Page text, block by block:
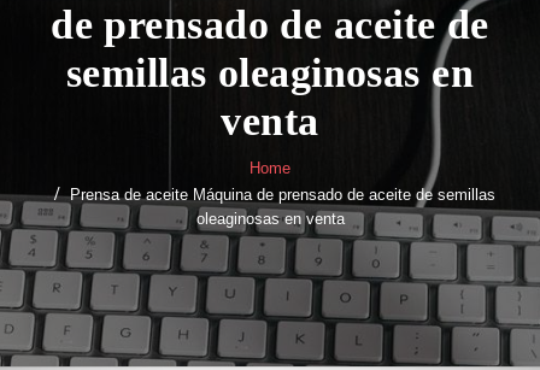
de prensado de aceite de
semillas oleaginosas en
venta
Home
Prensa de aceite Máquina de prensado de aceite de semillas
oleaginosas en venta